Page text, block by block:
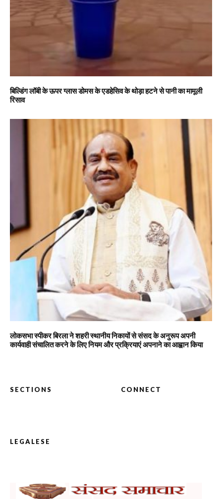
बिल्डिंग लॉबी के ऊपर ग्लास डोमस के एडहेसिव के थोड़ा हटने से पानी का मामूली
रिसाव
लोकसभा स्पीकर बिरला ने शहरी स्थानीय निकायों से संसद के अनुरूप अपनी
कार्यवाही संचालित करने के लिए नियम और प्रक्रियाएं अपनाने का आह्वान किया
SECTIONS CONNECT
LEGALESE